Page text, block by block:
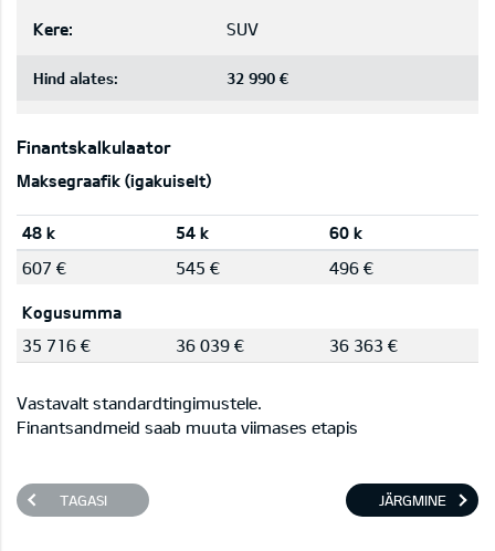
Kere: SUV
Hind alates: 32 990 €
Finantskalkulaator
Maksegraafik (igakuiselt)
48 k 54 k
60 k
607 €
545 € 496 €
Kogusumma
35 716 €
36 039 € 36 363 €
Vastavalt standardtingimustele.
Finantsandmeid saab muuta viimases etapis
TAGASI JÄRGMINE